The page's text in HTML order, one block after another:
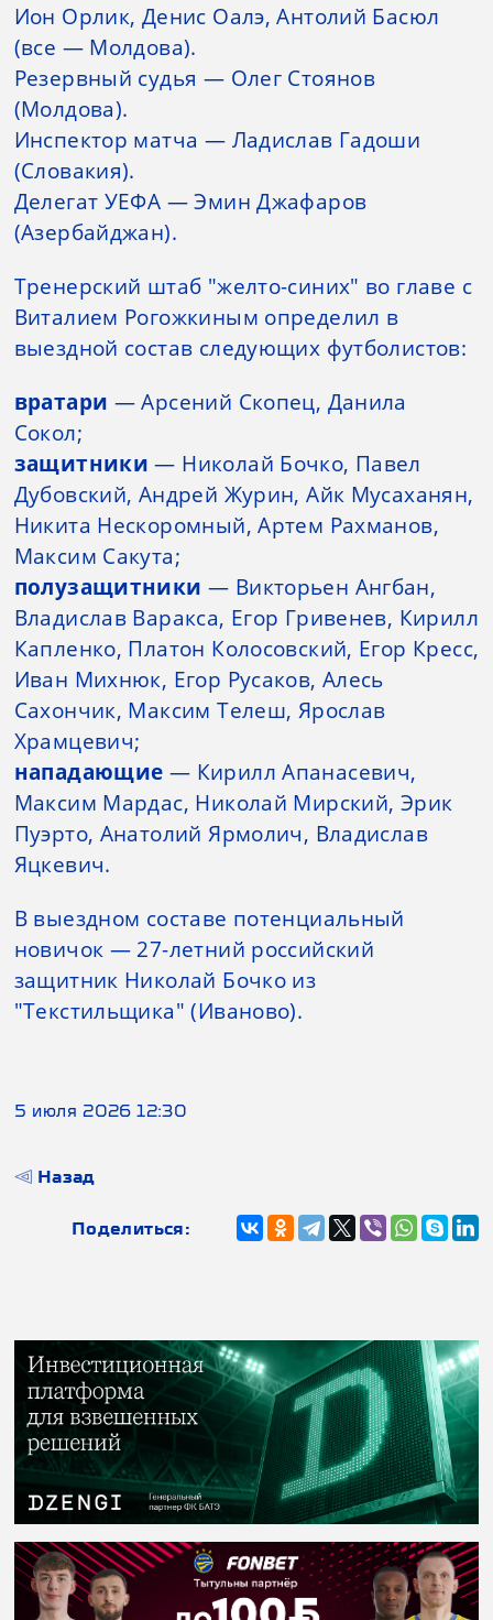
Ион Орлик, Денис Оалэ, Антолий Басюл
(все — Молдова).
Резервный судья — Олег Стоянов
(Молдова).
Инспектор матча — Ладислав Гадоши
(Словакия).
Делегат УЕФА — Эмин Джафаров
(Азербайджан).
Тренерский штаб "желто-синих" во главе с
Виталием Рогожкиным определил в
выездной состав следующих футболистов:
вратари — Арсений Скопец, Данила
Сокол;
защитники — Николай Бочко, Павел
Дубовский, Андрей Журин, Айк Мусаханян,
Никита Нескоромный, Артем Рахманов,
Максим Сакута;
полузащитники— Викторьен Ангбан,
Владислав Варакса, Егор Гривенев, Кирилл
Капленко, Платон Колосовский, Егор Кресс,
Иван Михнюк, Егор Русаков, Алесь
Сахончик, Максим Телеш, Ярослав
Храмцевич;
нападающие — Кирилл Апанасевич,
Максим Мардас, Николай Мирский, Эрик
Пуэрто, Анатолий Ярмолич, Владислав
Яцкевич.
В выездном составе потенциальный
новичок — 27-летний российский
защитник Николай Бочко из
"Текстильщика" (Иваново).
5 июля 2026 12:30
Назад
Поделиться: